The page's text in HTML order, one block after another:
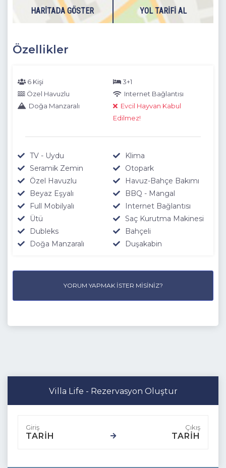
HARITADA GÖSTER YOL TARIFI AL
Özellikler
6 Kişi
3+1
Özel Havuzlu
Internet Bağlantısı
Doğa Manzaralı
Evcil Hayvan Kabul
Edilmez!
TV - Uydu
Klima
Seramik Zemin
Otopark
Özel Havuzlu
Havuz-Bahçe Bakımı
Beyaz Eşyalı
BBQ - Mangal
Full Mobilyalı
Internet Bağlantısı
Ütü
Saç Kurutma Makinesi
Dubleks
Bahçeli
Doğa Manzaralı
Duşakabin
YORUM YAPMAK İSTER MISINIZ?
Villa Life - Rezervasyon Oluştur
TARİH TARİH